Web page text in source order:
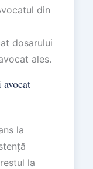
din
dosarului
ales.
la
la